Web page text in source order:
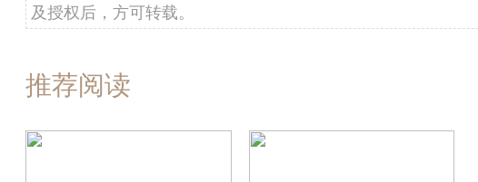
及授权后，方可转载。
推荐阅读